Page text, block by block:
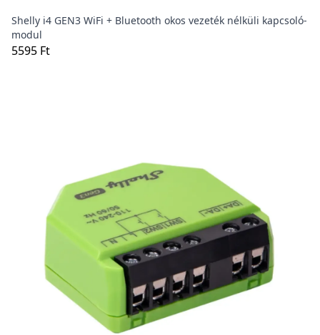
Shelly i4 GEN3 WiFi + Bluetooth okos vezeték nélküli kapcsoló-
modul
5595 Ft